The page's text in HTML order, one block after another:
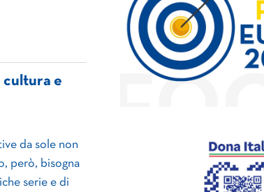
cultura e
da sole non
però, bisogna
serie e di